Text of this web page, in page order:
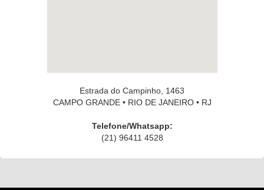
Estrada do Campinho, 1463
CAMPO GRANDE • RIO DE JANEIRO • RJ
Telefone/Whatsapp:
(21) 96411 4528